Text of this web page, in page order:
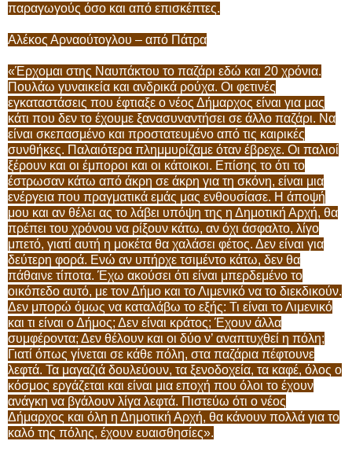
παραγωγούς όσο και από επισκέπτες.
Αλέκος Αρναούτογλου – από Πάτρα
«Έρχομαι στης Ναυπάκτου το παζάρι εδώ και 20 χρόνια.
Πουλάω γυναικεία και ανδρικά ρούχα. Οι φετινές
εγκαταστάσεις που έφτιαξε ο νέος Δήμαρχος είναι για μας
κάτι που δεν το έχουμε ξανασυναντήσει σε άλλο παζάρι. Να
είναι σκεπασμένο και προστατευμένο από τις καιρικές
συνθήκες. Παλαιότερα πλημμυρίζαμε όταν έβρεχε. Οι παλιοί
ξέρουν και οι έμποροι και οι κάτοικοι. Επίσης το ότι το
έστρωσαν κάτω από άκρη σε άκρη για τη σκόνη, είναι μια
ενέργεια που πραγματικά εμάς μας ενθουσίασε. Η άποψή
μου και αν θέλει ας το λάβει υπόψη της η Δημοτική Αρχή, θα
πρέπει του χρόνου να ρίξουν κάτω, αν όχι άσφαλτο, λίγο
μπετό, γιατί αυτή η μοκέτα θα χαλάσει φέτος. Δεν είναι για
δεύτερη φορά. Ενώ αν υπήρχε τσιμέντο κάτω, δεν θα
πάθαινε τίποτα. Έχω ακούσει ότι είναι μπερδεμένο το
οικόπεδο αυτό, με τον Δήμο και το Λιμενικό να το διεκδικούν.
Δεν μπορώ όμως να καταλάβω το εξής: Τι είναι το Λιμενικό
και τι είναι ο Δήμος; Δεν είναι κράτος; Έχουν άλλα
συμφέροντα; Δεν θέλουν και οι δύο ν’ αναπτυχθεί η πόλη;
Γιατί όπως γίνεται σε κάθε πόλη, στα παζάρια πέφτουνε
λεφτά. Τα μαγαζιά δουλεύουν, τα ξενοδοχεία, τα καφέ, όλος ο
κόσμος εργάζεται και είναι μια εποχή που όλοι το έχουν
ανάγκη να βγάλουν λίγα λεφτά. Πιστεύω ότι ο νέος
Δήμαρχος και όλη η Δημοτική Αρχή, θα κάνουν πολλά για το
καλό της πόλης, έχουν ευαισθησίες».